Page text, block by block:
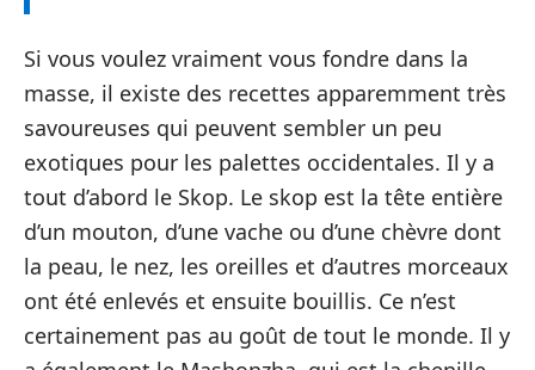
Si vous voulez vraiment vous fondre dans la
masse, il existe des recettes apparemment très
savoureuses qui peuvent sembler un peu
exotiques pour les palettes occidentales. Il y a
tout d’abord le Skop. Le skop est la tête entière
d’un mouton, d’une vache ou d’une chèvre dont
la peau, le nez, les oreilles et d’autres morceaux
ont été enlevés et ensuite bouillis. Ce n’est
certainement pas au goût de tout le monde. Il y